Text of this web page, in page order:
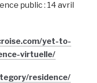
public : 14 avril
yet-to-
virtuelle/
residence/